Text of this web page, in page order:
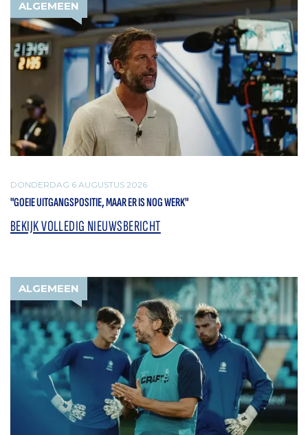
ALGEMEEN
DONDERDAG 6 AUGUSTUS 2026
"GOEIE UITGANGSPOSITIE, MAAR ER IS NOG WERK"
BEKIJK VOLLEDIG NIEUWSBERICHT
ALGEMEEN